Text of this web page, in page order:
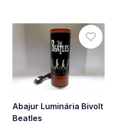
Abajur Luminária Bivolt
Beatles